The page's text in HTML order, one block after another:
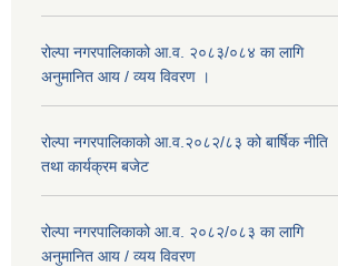
रोल्पा नगरपालिकाको आ.व. २०८३/०८४ का लागि
अनुमानित आय / व्यय विवरण ।
रोल्पा नगरपालिकाको आ.व.२०८२/८३ को बार्षिक नीति
तथा कार्यक्रम बजेट
रोल्पा नगरपालिकाको आ.व. २०८२/०८३ का लागि
अनुमानित आय / व्यय विवरण